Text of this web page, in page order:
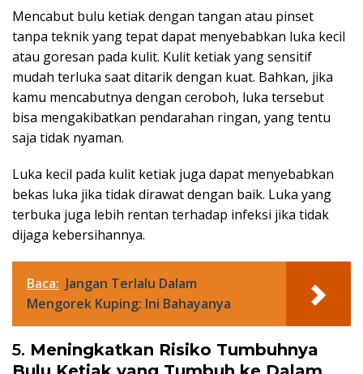
Mencabut bulu ketiak dengan tangan atau pinset
tanpa teknik yang tepat dapat menyebabkan luka kecil
atau goresan pada kulit. Kulit ketiak yang sensitif
mudah terluka saat ditarik dengan kuat. Bahkan, jika
kamu mencabutnya dengan ceroboh, luka tersebut
bisa mengakibatkan pendarahan ringan, yang tentu
saja tidak nyaman.
Luka kecil pada kulit ketiak juga dapat menyebabkan
bekas luka jika tidak dirawat dengan baik. Luka yang
terbuka juga lebih rentan terhadap infeksi jika tidak
dijaga kebersihannya.
Baca: Jangan Terlalu Dalam
Mengorek Kuping: Ini Bahayanya
5. Meningkatkan Risiko Tumbuhnya